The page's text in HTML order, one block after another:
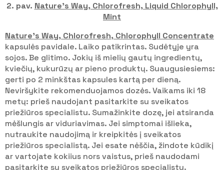
2. pav. Nature’s Way, Chlorofresh, Liquid Chlorophyll,
Mint
Nature’s Way, Chlorofresh, Chlorophyll Concentrate
kapsulės pavidale. Laiko patikrintas. Sudėtyje yra
sojos. Be glitimo. Jokių iš mielių gautų ingredientų,
kviečių, kukurūzų ar pieno produktų. Suaugusiesiems:
gerti po 2 minkštas kapsules kartą per dieną.
Neviršykite rekomenduojamos dozės. Vaikams iki 18
metų: prieš naudojant pasitarkite su sveikatos
priežiūros specialistu. Sumažinkite dozę, jei atsiranda
mėšlungis ar viduriavimas. Jei simptomai išlieka,
nutraukite naudojimą ir kreipkitės į sveikatos
priežiūros specialistą. Jei esate nėščia, žindote kūdikį
ar vartojate kokiius nors vaistus, prieš naudodami
pasitarkite su sveikatos priežiūros specialistu.